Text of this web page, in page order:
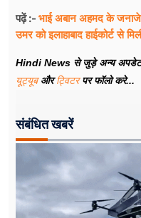
पढ़ें :- भाई अबान अहमद के
उमर को इलाहाबाद हाईकोर्ट से
Hindi News से जुड़े अन्य अपडेट
यूट्यूबऔरट्विटरपर फॉलो करे...
संबंधित खबरें